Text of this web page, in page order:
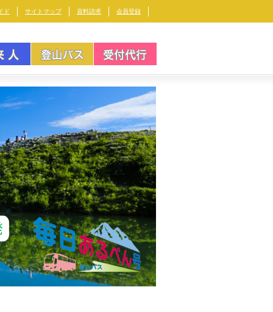
ド サイトマップ 資料請求 会員登録